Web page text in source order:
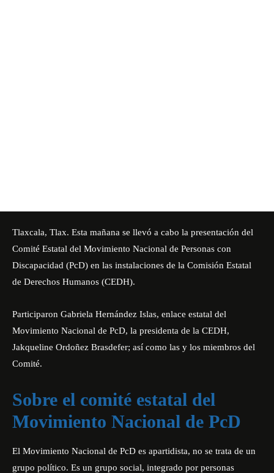
Tlaxcala, Tlax. Esta mañana se llevó a cabo la presentación del
Comité Estatal del Movimiento Nacional de Personas con
Discapacidad (PcD) en las instalaciones de la Comisión Estatal
de Derechos Humanos (CEDH).
Participaron Gabriela Hernández Islas, enlace estatal del
Movimiento Nacional de PcD, la presidenta de la CEDH,
Jakqueline Ordoñez Brasdefer; así como las y los miembros del
Comité.
Sobre el comité estatal del
Movimiento Nacional de PcD
El Movimiento Nacional de PcD es apartidista, no se trata de un
grupo político. Es un grupo social, integrado por personas